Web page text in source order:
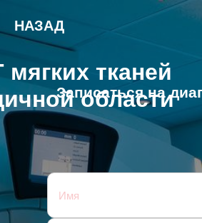
НАЗАД
тканей
области
Записаться на